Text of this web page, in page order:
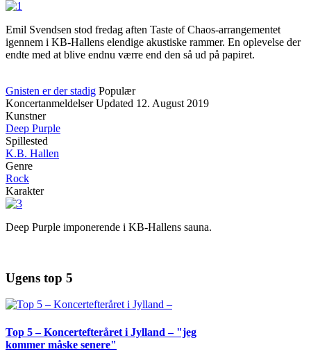
Emil Svendsen stod fredag aften Taste of Chaos-arrangementet
igennem i KB-Hallens elendige akustiske rammer. En oplevelse der
endte med at blive endnu værre end den så ud på papiret.
Gnisten er der stadig Populær
Koncertanmeldelser Updated 12. August 2019
Kunstner
Deep Purple
Spillested
K.B. Hallen
Genre
Rock
Karakter
Deep Purple imponerende i KB-Hallens sauna.
Ugens top 5
Top 5 – Koncertefteråret i Jylland – "jeg
kommer måske senere"